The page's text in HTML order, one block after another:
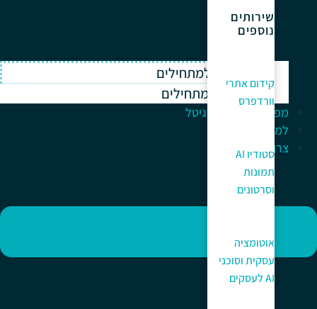
שירותים
נוספים
קידום אתרי
וורדפרס
סטודיו AI
תמונות
וסרטונים
אוטומציה
עסקית וסוכני
AI לעסקים
וורדפרס למתחילים
ווקומרס למתחילים
מפתח לעולם הדיגיטל
למה כאן?
צרו קשר